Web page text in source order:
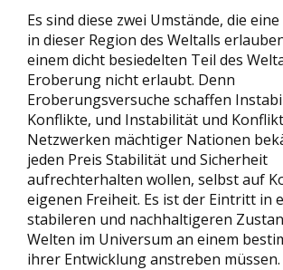
Es sind diese zwei Umstände, die
in dieser Region des Weltalls
einem dicht besiedelten Teil des
Eroberung nicht erlaubt. Denn
Eroberungsversuche schaffen
Konflikte, und Instabilität und
Netzwerken mächtiger Nationen
jeden Preis Stabilität und Sicherheit
aufrechterhalten wollen, selbst auf
eigenen Freiheit. Es ist der Eintritt in
stabileren und nachhaltigeren
Welten im Universum an einem
ihrer Entwicklung anstreben müssen.